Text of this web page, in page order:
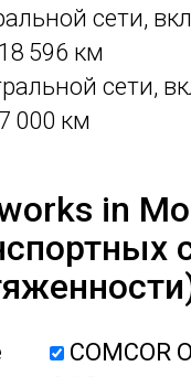
сети,
596 км
сети,
000 км
in
COMCOR